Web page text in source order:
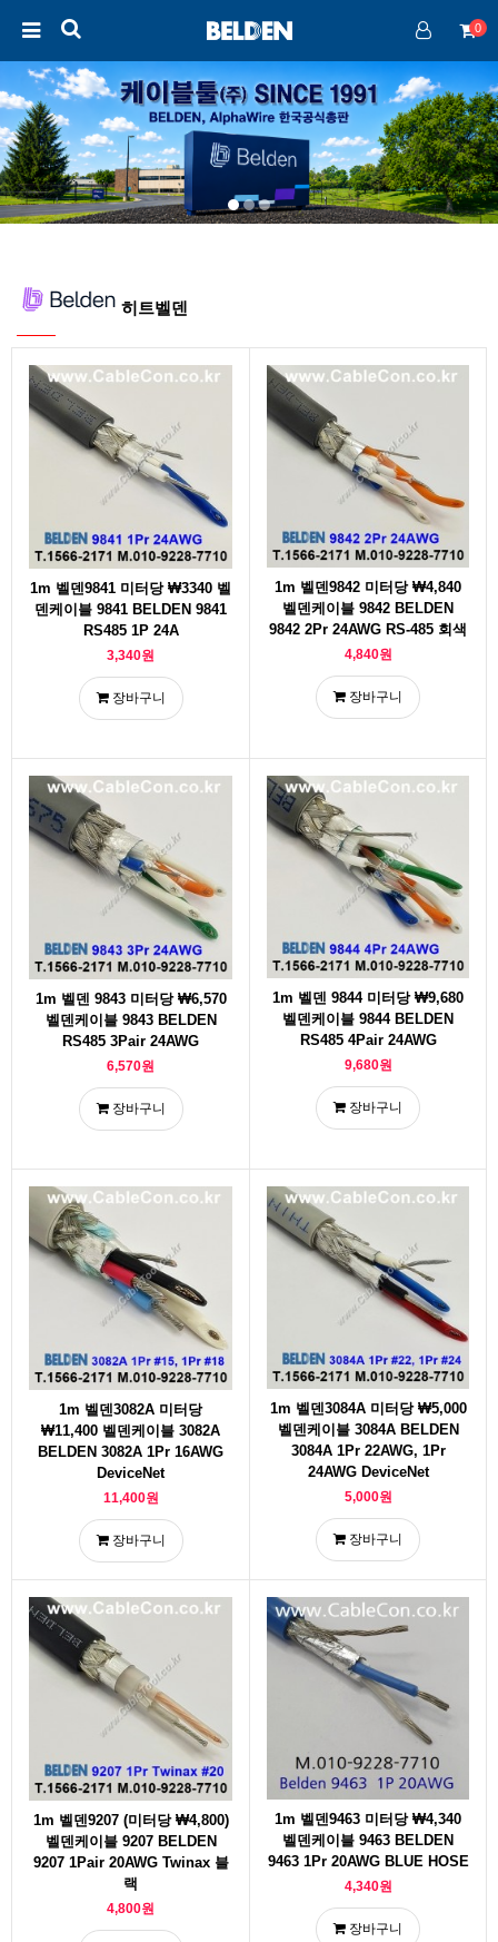
0
히트벨덴
1m 벨덴9841 미터당 ₩3340 벨
덴케이블 9841 BELDEN 9841
RS485 1P 24A
3,340원
장바구니
1m 벨덴9842 미터당 ₩4,840
벨덴케이블 9842 BELDEN
9842 2Pr 24AWG RS-485 회색
4,840원
장바구니
1m 벨덴 9843 미터당 ₩6,570
벨덴케이블 9843 BELDEN
RS485 3Pair 24AWG
6,570원
장바구니
1m 벨덴 9844 미터당 ₩9,680
벨덴케이블 9844 BELDEN
RS485 4Pair 24AWG
9,680원
장바구니
1m 벨덴3082A 미터당
₩11,400 벨덴케이블 3082A
BELDEN 3082A 1Pr 16AWG
DeviceNet
11,400원
장바구니
1m 벨덴3084A 미터당 ₩5,000
벨덴케이블 3084A BELDEN
3084A 1Pr 22AWG, 1Pr
24AWG DeviceNet
5,000원
장바구니
1m 벨덴9207 (미터당 ₩4,800)
벨덴케이블 9207 BELDEN
9207 1Pair 20AWG Twinax 블
랙
4,800원
1m 벨덴9463 미터당 ₩4,340
벨덴케이블 9463 BELDEN
9463 1Pr 20AWG BLUE HOSE
4,340원
장바구니